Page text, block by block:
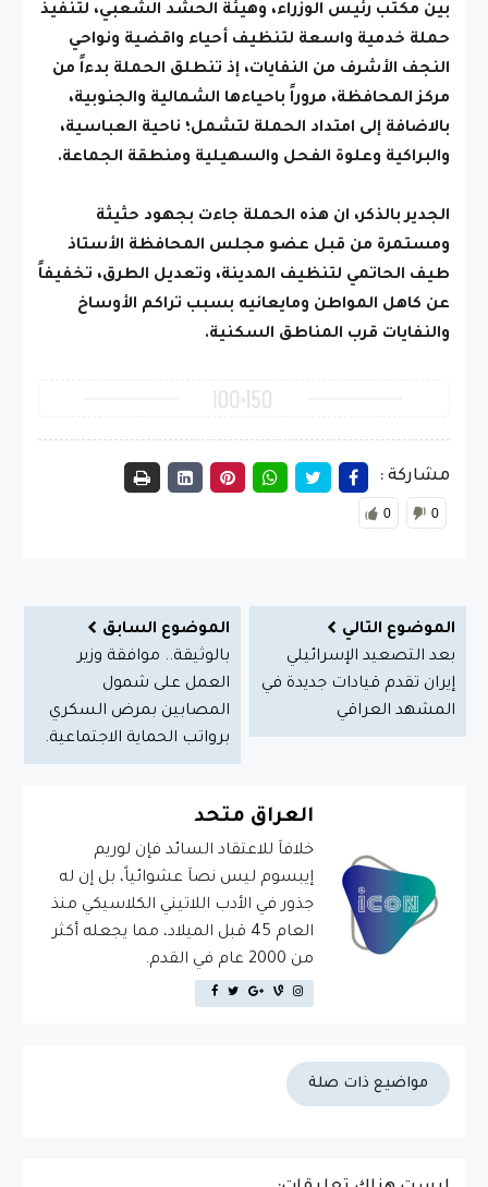
بين مكتب رئيس الوزراء، وهيئة الحشد الشعبي، لتنفيذ
حملة خدمية واسعة لتنظيف أحياء واقضية ونواحي
النجف الأشرف من النفايات، إذ تنطلق الحملة بدءاً من
مركز المحافظة، مروراً باحياءها الشمالية والجنوبية،
بالاضافة إلى امتداد الحملة لتشمل؛ ناحية العباسية،
والبراكية وعلوة الفحل والسهيلية ومنطقة الجماعة.
الجدير بالذكر، ان هذه الحملة جاءت بجهود حثيثة
ومستمرة من قبل عضو مجلس المحافظة الأستاذ
طيف الحاتمي لتنظيف المدينة، وتعديل الطرق، تخفيفاً
عن كاهل المواطن ومايعانيه بسبب تراكم الأوساخ
والنفايات قرب المناطق السكنية.
مشاركة :
0 0
الموضوع التالي
بعد التصعيد الإسرائيلي
إيران تقدم قيادات جديدة في
المشهد العراقي
الموضوع السابق
بالوثيقة.. موافقة وزير
العمل على شمول
المصابين بمرض السكري
برواتب الحماية الاجتماعية.
العراق متحد
خلافاَ للاعتقاد السائد فإن لوريم
إيبسوم ليس نصاَ عشوائياً، بل إن له
جذور في الأدب اللاتيني الكلاسيكي منذ
العام 45 قبل الميلاد، مما يجعله أكثر
من 2000 عام في القدم.
مواضيع ذات صلة